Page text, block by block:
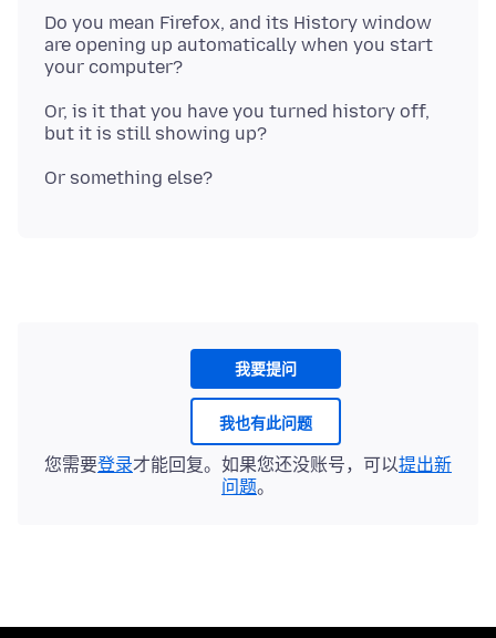
Do you mean Firefox, and its History window
are opening up automatically when you start
Or, is it that you have you turned history off,
我要提问
我也有此问题
您需要登录才能回复。如果您还没账号，可以提出新
问题。